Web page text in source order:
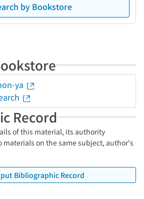
by Bookstore
ya
Record
of this material, its authority
materials on the same subject, author's
Bibliographic Record